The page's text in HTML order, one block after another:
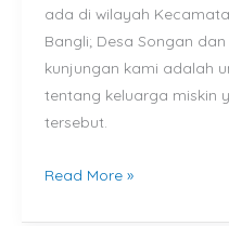
ada di wilayah
Bangli; Desa Songan
kunjungan kami adalah
tentang keluarga miskin
tersebut.
Mangguh,
Kintamani,
Bangli
Read More »